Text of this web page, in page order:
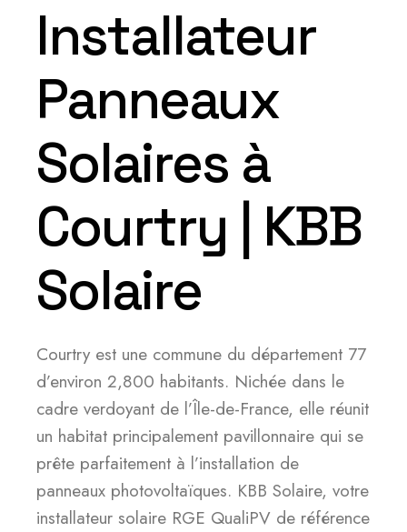
Installateur
Panneaux
Solaires à
Courtry | KBB
Solaire
Courtry est une commune du département 77
d’environ 2,800 habitants. Nichée dans le
cadre verdoyant de l’Île-de-France, elle réunit
un habitat principalement pavillonnaire qui se
prête parfaitement à l’installation de
panneaux photovoltaïques. KBB Solaire, votre
installateur solaire RGE QualiPV de référence